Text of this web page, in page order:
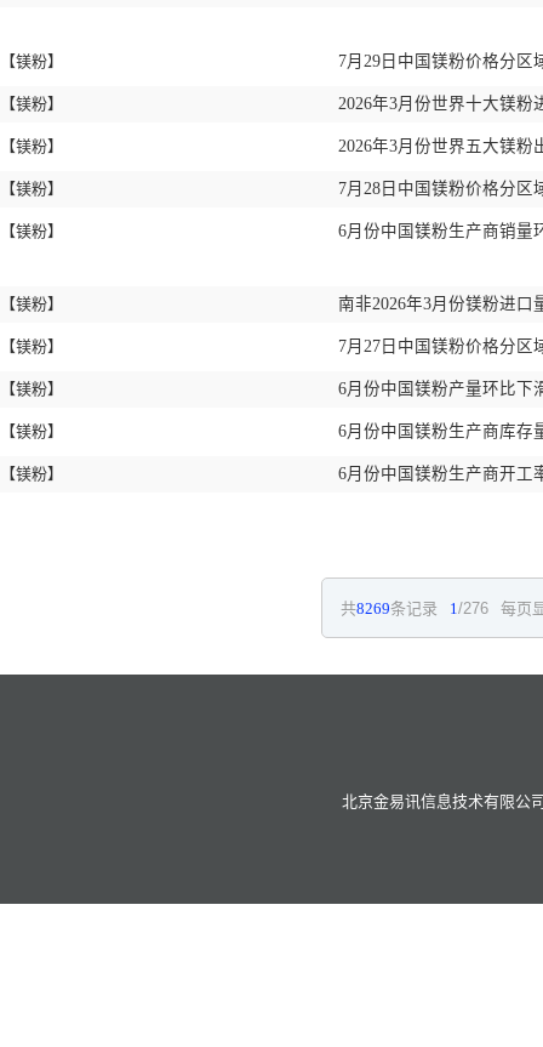
【镁粉】
【镁粉】
【镁粉】
【镁粉】
【镁粉】
【镁粉】
【镁粉】
【镁粉】
【镁粉】
【镁粉】
7月29日中国镁粉价格分区
2026年3月份世界十大镁粉
2026年3月份世界五大镁粉
7月28日中国镁粉价格分区
6月份中国镁粉生产商销量
南非2026年3月份镁粉进口
7月27日中国镁粉价格分区
6月份中国镁粉产量环比下
6月份中国镁粉生产商库存
6月份中国镁粉生产商开工
共8269条记录 1/276 每页
北京金易讯信息技术有限公